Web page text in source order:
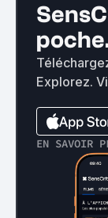
Explorez.
EN SAVOIR